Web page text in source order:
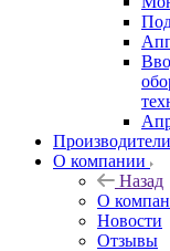
Производители
О компании
Назад
О
Новости
Отзывы